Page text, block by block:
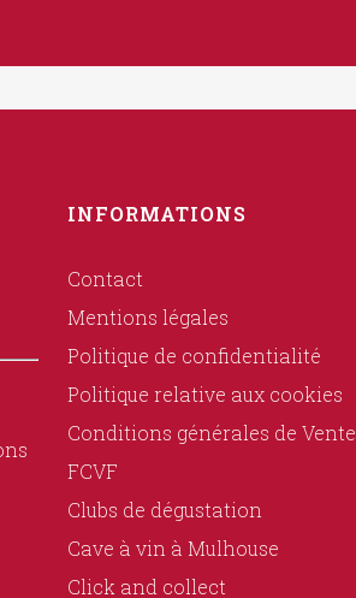
INFORMATIONS
Contact
Mentions légales
Politique de confidentialité
Politique relative aux cookies
Conditions générales de Vente
FCVF
Clubs de dégustation
Cave à vin à Mulhouse
Click and collect